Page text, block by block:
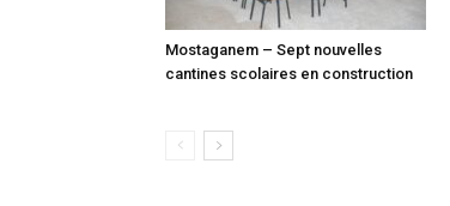
Mostaganem – Sept nouvelles
cantines scolaires en construction